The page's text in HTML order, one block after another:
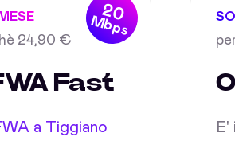
20
Mbps
24,90 €
Fast
a Tiggiano
E'